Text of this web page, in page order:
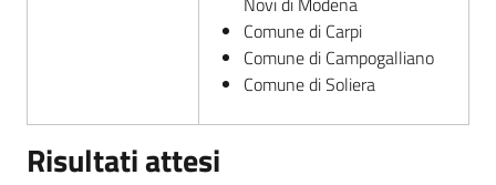
Comune di Carpi
Comune di Campogalliano
Comune di Soliera
Risultati attesi